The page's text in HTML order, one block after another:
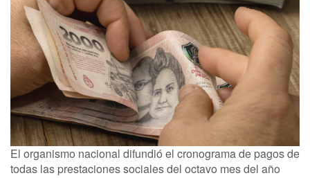
El organismo nacional difundió el cronograma de pagos de
todas las prestaciones sociales del octavo mes del año